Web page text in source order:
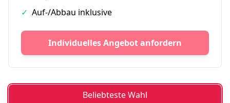
✓ Auf-/Abbau inklusive
Individuelles Angebot anfordern
Beliebteste Wahl